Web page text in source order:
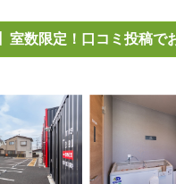
室数限定！口コミ投稿